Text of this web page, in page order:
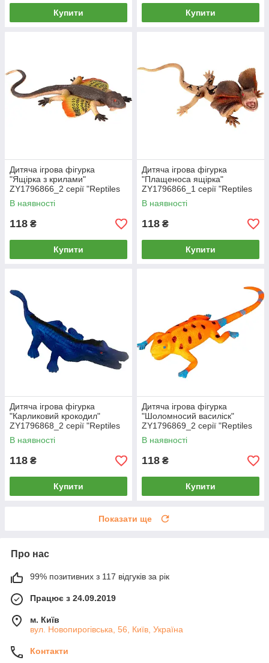
Купити Купити
Дитяча ігрова фігурка
"Ящірка з крилами"
ZY1796866_2 серії "Reptiles
and insects"
В наявності
118 ₴
Купити
Дитяча ігрова фігурка
"Плащеноса ящірка"
ZY1796866_1 серії "Reptiles
and insects"
В наявності
118 ₴
Купити
Дитяча ігрова фігурка
"Карликовий крокодил"
ZY1796868_2 серії "Reptiles
and insects"
В наявності
118 ₴
Купити
Дитяча ігрова фігурка
"Шоломносий василіск"
ZY1796869_2 серії "Reptiles
and insects"
В наявності
118 ₴
Купити
Показати ще
Про нас
99% позитивних з 117 відгуків за рік
Працює з 24.09.2019
м. Київ
вул. Новопирогівська, 56, Київ, Україна
Контакти